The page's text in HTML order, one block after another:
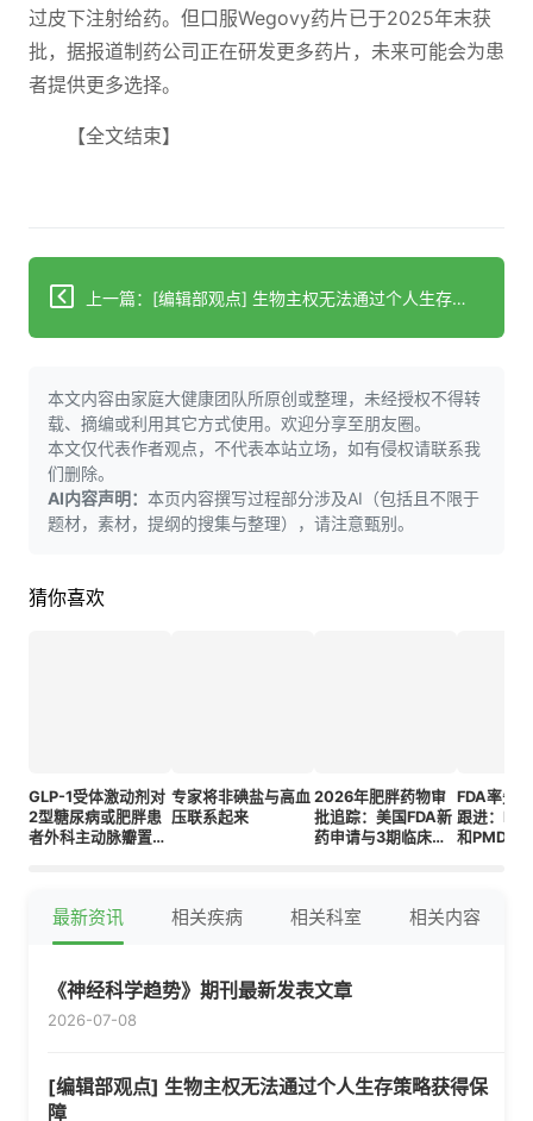
过皮下注射给药。但口服Wegovy药片已于2025年末获
批，据报道制药公司正在研发更多药片，未来可能会为患
者提供更多选择。
【全文结束】
上一篇：[编辑部观点] 生物主权无法通过个人生存策略获得保障
本文内容由家庭大健康团队所原创或整理，未经授权不得转
载、摘编或利用其它方式使用。欢迎分享至朋友圈。
本文仅代表作者观点，不代表本站立场，如有侵权请联系我
们删除。
AI内容声明： 本页内容撰写过程部分涉及AI（包括且不限于
题材，素材，提纲的搜集与整理），请注意甄别。
猜你喜欢
GLP-1受体激动剂对
2型糖尿病或肥胖患
者外科主动脉瓣置换
专家将非碘盐与高血
压联系起来
2026年肥胖药物审
批追踪：美国FDA新
药申请与3期临床试
FDA率先
跟进：
和PMDA
最新资讯 相关疾病 相关科室 相关内容
《神经科学趋势》期刊最新发表文章
2026-07-08
[编辑部观点] 生物主权无法通过个人生存策略获得保
障